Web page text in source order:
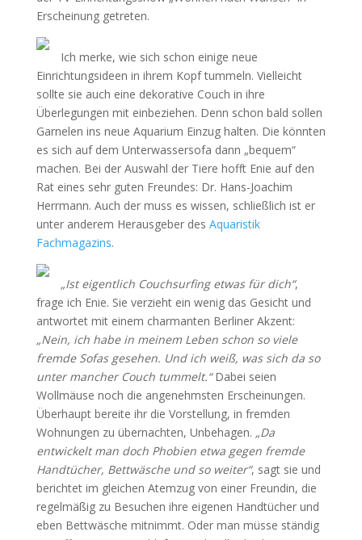
Erscheinung getreten.
Ich merke, wie sich schon einige neue
Einrichtungsideen in ihrem Kopf tummeln. Vielleicht
sollte sie auch eine dekorative Couch in ihre
Überlegungen mit einbeziehen. Denn schon bald sollen
Garnelen ins neue Aquarium Einzug halten. Die könnten
es sich auf dem Unterwassersofa dann „bequem“
machen. Bei der Auswahl der Tiere hofft Enie auf den
Rat eines sehr guten Freundes: Dr. Hans-Joachim
Herrmann. Auch der muss es wissen, schließlich ist er
unter anderem Herausgeber des Aquaristik
Fachmagazins.
„Ist eigentlich Couchsurfing etwas für dich“,
frage ich Enie. Sie verzieht ein wenig das Gesicht und
antwortet mit einem charmanten Berliner Akzent:
„Nein, ich habe in meinem Leben schon so viele
fremde Sofas gesehen. Und ich weiß, was sich da so
unter mancher Couch tummelt.“Dabei seien
Wollmäuse noch die angenehmsten Erscheinungen.
Überhaupt bereite ihr die Vorstellung, in fremden
Wohnungen zu übernachten, Unbehagen. „Da
entwickelt man doch Phobien etwa gegen fremde
Handtücher, Bettwäsche und so weiter“, sagt sie und
berichtet im gleichen Atemzug von einer Freundin, die
regelmäßig zu Besuchen ihre eigenen Handtücher und
eben Bettwäsche mitnimmt. Oder man müsse ständig